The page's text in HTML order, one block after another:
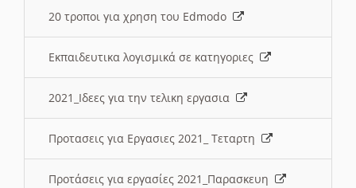
20 τροποι για χρηση του Edmodo
Εκπαιδευτικα λογισμικά σε κατηγοριες
2021_Ιδεες για την τελικη εργασια
Προτασεις για Εργασιες 2021_ Τεταρτη
Προτάσεις για εργασίες 2021_Παρασκευη